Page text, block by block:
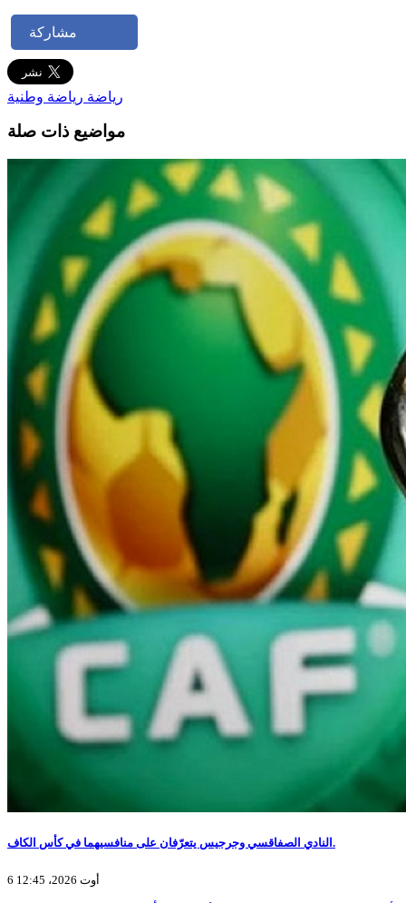
مشاركة
رياضة رياضة وطنية
مواضيع ذات صلة
النادي الصفاقسي وجرجيس يتعرّفان على منافسيهما في كأس الكاف.
6 أوت 2026، 12:45